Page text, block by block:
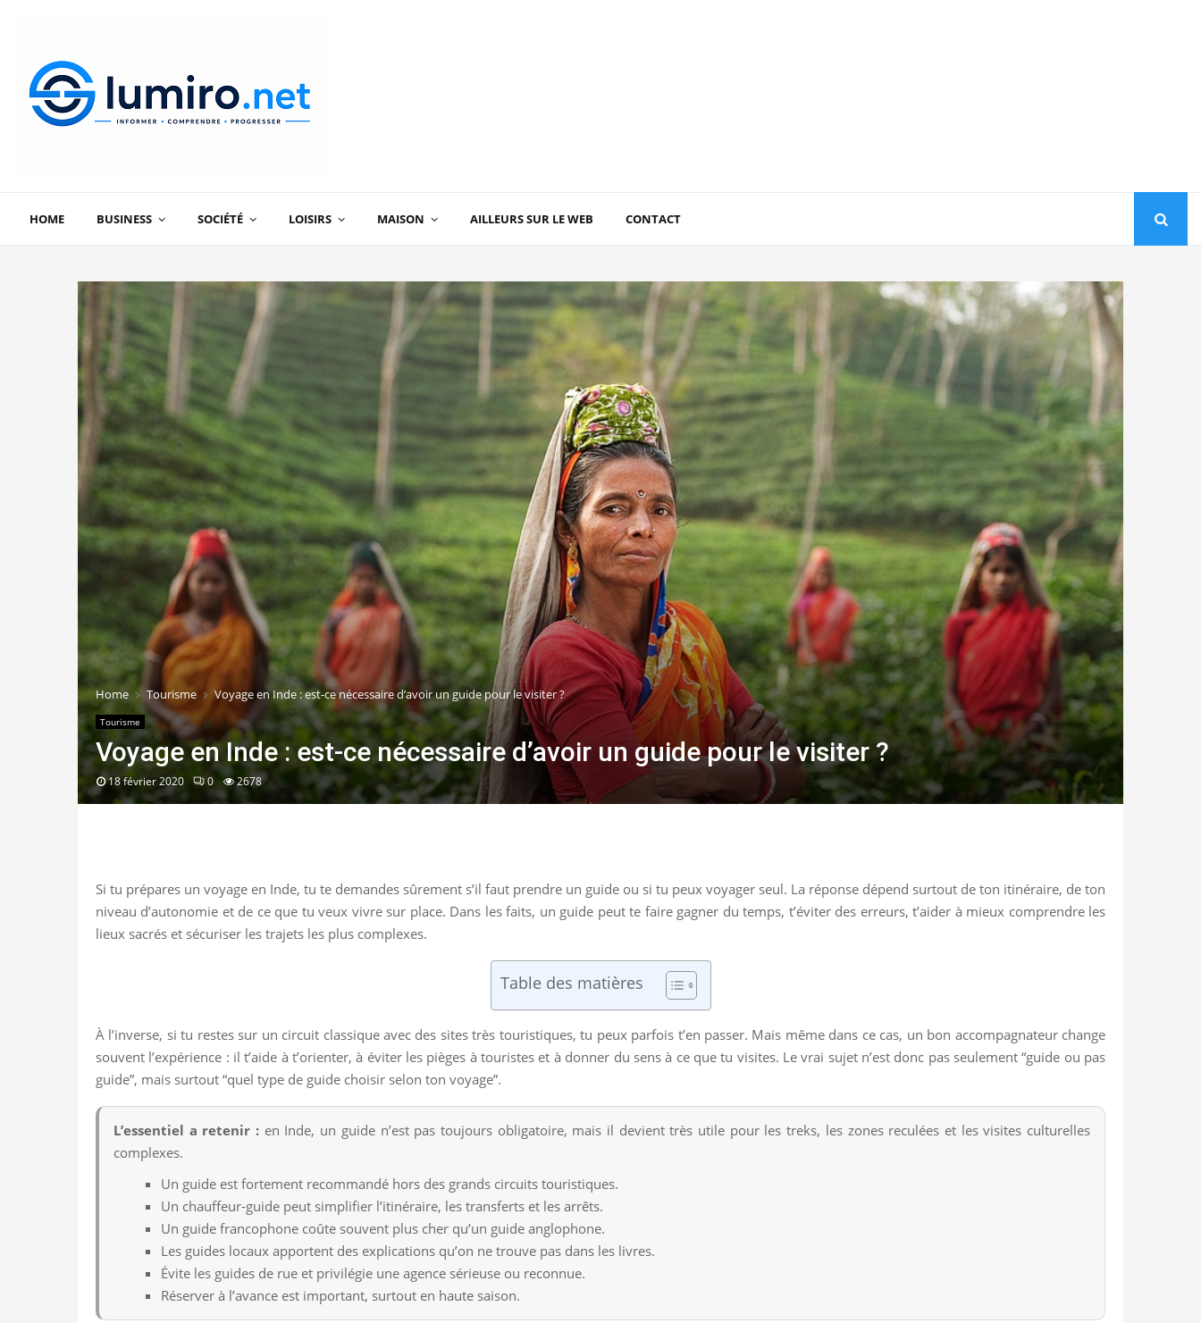
HOME BUSINESS SOCIÉTÉ LOISIRS MAISON AILLEURS SUR LE WEB CONTACT
Home Tourisme Voyage en Inde : est-ce nécessaire d’avoir un guide pour le visiter ?
Tourisme
Voyage en Inde : est-ce nécessaire d’avoir un guide pour le visiter ?
18 février 2020 0 2678
Si tu prépares un voyage en Inde, tu te demandes sûrement s’il faut prendre un guide ou si tu peux voyager seul. La réponse dépend surtout de ton itinéraire, de ton
niveau d’autonomie et de ce que tu veux vivre sur place. Dans les faits, un guide peut te faire gagner du temps, t’éviter des erreurs, t’aider à mieux comprendre les
lieux sacrés et sécuriser les trajets les plus complexes.
Table des matières
À l’inverse, si tu restes sur un circuit classique avec des sites très touristiques, tu peux parfois t’en passer. Mais même dans ce cas, un bon accompagnateur change
souvent l’expérience : il t’aide à t’orienter, à éviter les pièges à touristes et à donner du sens à ce que tu visites. Le vrai sujet n’est donc pas seulement “guide ou pas
guide”, mais surtout “quel type de guide choisir selon ton voyage”.
L’essentiel a retenir : en Inde, un guide n’est pas toujours obligatoire, mais il devient très utile pour les treks, les zones reculées et les visites culturelles
complexes.
Un guide est fortement recommandé hors des grands circuits touristiques.
Un chauffeur-guide peut simplifier l’itinéraire, les transferts et les arrêts.
Un guide francophone coûte souvent plus cher qu’un guide anglophone.
Les guides locaux apportent des explications qu’on ne trouve pas dans les livres.
Évite les guides de rue et privilégie une agence sérieuse ou reconnue.
Réserver à l’avance est important, surtout en haute saison.